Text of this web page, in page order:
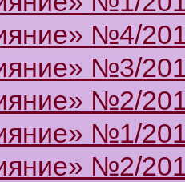
№4/
№3/
№2/
№1/
№2/